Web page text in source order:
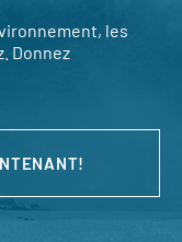
les
Donnez